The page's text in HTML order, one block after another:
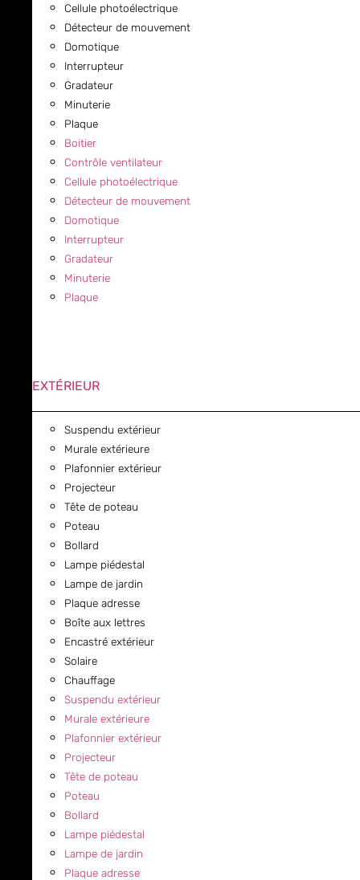
Cellule photoélectrique
Détecteur de mouvement
Domotique
Interrupteur
Gradateur
Minuterie
Plaque
Boitier
Contrôle ventilateur
Cellule photoélectrique
Détecteur de mouvement
Domotique
Interrupteur
Gradateur
Minuterie
Plaque
EXTÉRIEUR
Suspendu extérieur
Murale extérieure
Plafonnier extérieur
Projecteur
Tête de poteau
Poteau
Bollard
Lampe piédestal
Lampe de jardin
Plaque adresse
Boîte aux lettres
Encastré extérieur
Solaire
Chauffage
Suspendu extérieur
Murale extérieure
Plafonnier extérieur
Projecteur
Tête de poteau
Poteau
Bollard
Lampe piédestal
Lampe de jardin
Plaque adresse